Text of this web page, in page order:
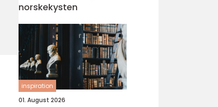
norskekysten
inspiration
01. August 2026